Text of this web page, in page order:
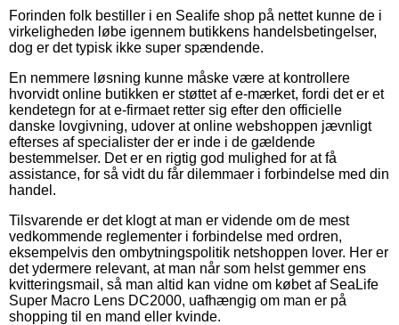
Forinden folk bestiller i en Sealife shop på nettet kunne de i
virkeligheden løbe igennem butikkens handelsbetingelser,
dog er det typisk ikke super spændende.
En nemmere løsning kunne måske være at kontrollere
hvorvidt online butikken er støttet af e-mærket, fordi det er et
kendetegn for at e-firmaet retter sig efter den officielle
danske lovgivning, udover at online webshoppen jævnligt
efterses af specialister der er inde i de gældende
bestemmelser. Det er en rigtig god mulighed for at få
assistance, for så vidt du får dilemmaer i forbindelse med din
handel.
Tilsvarende er det klogt at man er vidende om de mest
vedkommende reglementer i forbindelse med ordren,
eksempelvis den ombytningspolitik netshoppen lover. Her er
det ydermere relevant, at man når som helst gemmer ens
kvitteringsmail, så man altid kan vidne om købet af SeaLife
Super Macro Lens DC2000, uafhængig om man er på
shopping til en mand eller kvinde.